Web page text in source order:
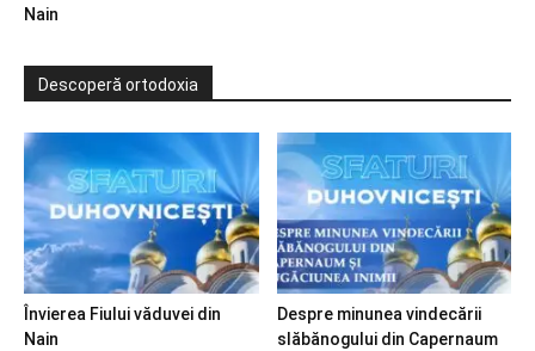
Nain
Descoperă ortodoxia
Învierea Fiului văduvei din
Nain
Despre minunea vindecării
slăbănogului din Capernaum